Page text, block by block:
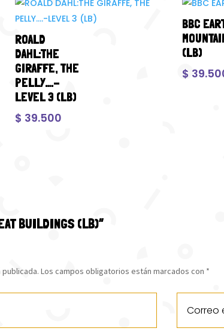
ROALD
DAHL:THE
GIRAFFE, THE
PELLY….-
LEVEL 3 (LB)
$ 39.500
BBC
(LB)
$
BUILDINGS (LB)”
Los campos obligatorios están marcados con *